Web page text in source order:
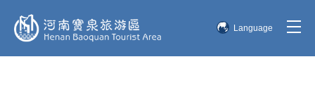
Language